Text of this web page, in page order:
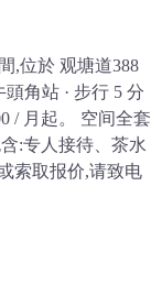
,位於 观塘道388
角站 · 步行 5 分
/ 月起。 空间全套
:专人接待、茶水
索取报价,请致电